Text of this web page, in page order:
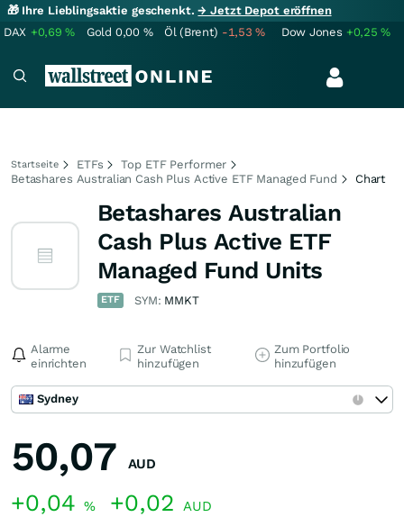
🎁 Ihre Lieblingsaktie geschenkt.→ Jetzt Depot eröffnen
DAX +0,69% Gold 0,00 % Öl (Brent) -1,53% Dow Jones +0,25%
Startseite ETFs
Top ETF Performer
Betashares Australian Cash Plus Active ETF Managed Fund
Chart
Betashares Australian
Cash Plus Active ETF
Managed Fund Units
ETF SYM: MMKT
Alarme
einrichten
Zur Watchlist
hinzufügen
Zum Portfolio
hinzufügen
Sydney
50,07 AUD
+0,04 % +0,02 AUD